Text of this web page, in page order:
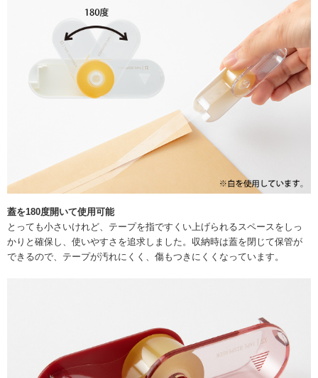
蓋を180度開いて使用可能
とっても小さいけれど、テープを指ですくい上げられるスペースをしっ
かりと確保し、使いやすさを追求しました。収納時は蓋を閉じて保管が
できるので、テープが汚れにくく、傷もつきにくくなっています。